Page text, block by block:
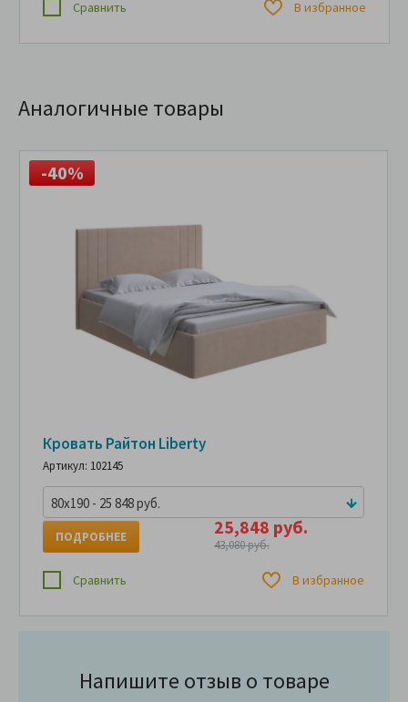
Сравнить В избранное
Аналогичные товары
-40%
Кровать Райтон Liberty
Артикул: 102145
80x190 - 25 848 руб.
25,848 руб.
43,080 руб.
ПОДРОБНЕЕ
Сравнить В избранное
Напишите отзыв о товаре